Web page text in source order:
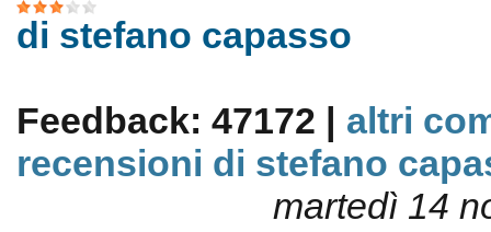
di stefano capasso
Feedback: 47172 | altri
recensioni di stefano
martedì 14